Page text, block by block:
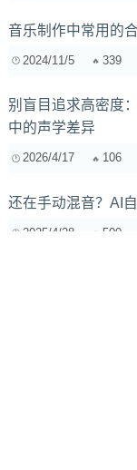
音乐制作中常用的
2024/11/5 339
别盲目追求高密度
中的声学差异
2026/4/17 106
还在手动混音？AI
2025/4/28 500